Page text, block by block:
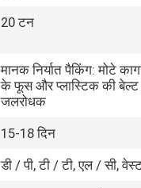
20 टन
मानक निर्यात पैकिंग: मोटे
के फूस और प्लास्टिक की बेल्ट
जलरोधक
15-18 दिन
डी / पी, टी / टी, एल / सी,